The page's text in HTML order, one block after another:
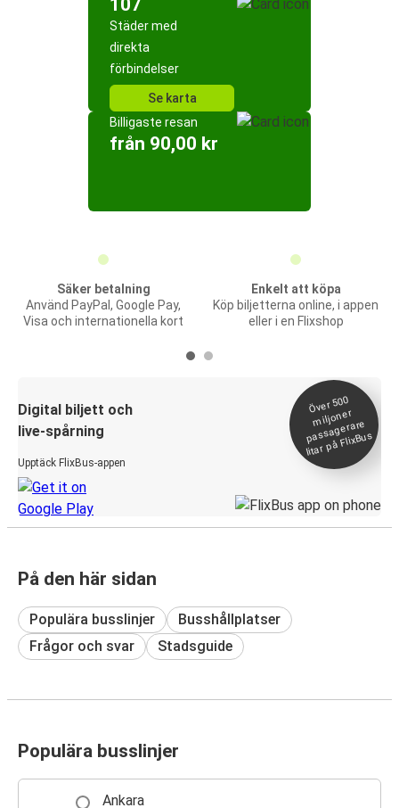
107
Städer med
direkta
förbindelser
Se karta
Billigaste resan
från 90,00 kr
Säker betalning
Använd PayPal, Google Pay,
Visa och internationella kort
Enkelt att köpa
Köp biljetterna online, i appen
eller i en Flixshop
Digital biljett och
live-spårning
Upptäck FlixBus-appen
Över 500
miljoner
passagerare
litar på FlixBus
På den här sidan
Populära busslinjer
Busshållplatser
Frågor och svar
Stadsguide
Populära busslinjer
Ankara